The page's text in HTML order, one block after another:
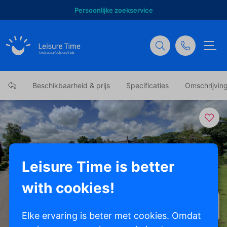
Persoonlijke zoekservice
Beschikbaarheid & prijs Specificaties
Leisure Time is better
with cookies!
Elke ervaring is beter met cookies. Omdat